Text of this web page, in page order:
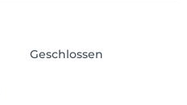
Geschlossen